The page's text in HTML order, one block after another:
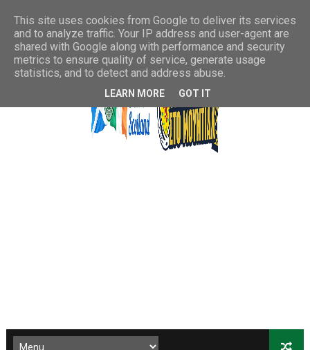
This site uses cookies from Google to deliver its services
and to analyze traffic. Your IP address and user-agent are
shared with Google along with performance and security
metrics to ensure quality of service, generate usage
statistics, and to detect and address abuse.
LEARN MORE GOT IT